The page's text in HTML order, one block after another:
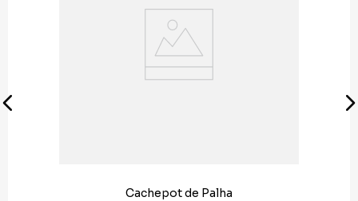
Cachepot de Palha